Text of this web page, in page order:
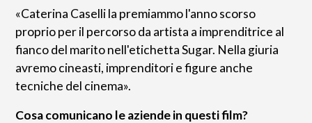
«Caterina Caselli la premiammo l'anno scorso
proprio per il percorso da artista a imprenditrice al
fianco del marito nell'etichetta Sugar. Nella giuria
avremo cineasti, imprenditori e figure anche
tecniche del cinema».
Cosa comunicano le aziende in questi film?